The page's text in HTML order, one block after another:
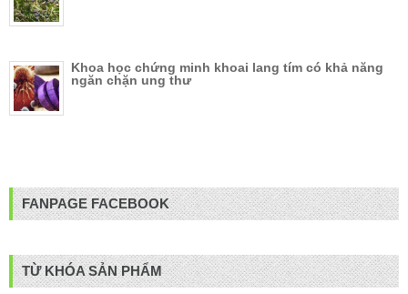
Khoa học chứng minh khoai lang tím có khả năng
ngăn chặn ung thư
FANPAGE FACEBOOK
TỪ KHÓA SẢN PHẨM